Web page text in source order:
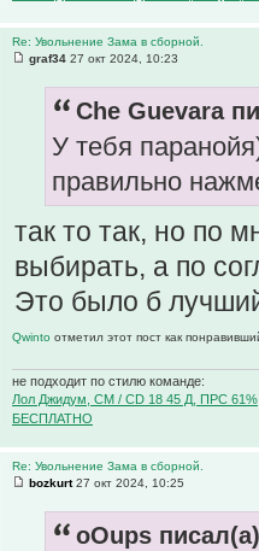
Re: Увольнение Зама в сборной.
graf34 27 окт 2024, 10:23
Che Guevara
У тебя
правильно
так то так, но по
выбирать, а по
Это было б
Qwinto отметил этот пост как
не подходит по стилю команде:
Лол Джидум, CM / CD 18 45 Д, ПРС
БЕСПЛАТНО
Re: Увольнение Зама в сборной.
bozkurt27 окт 2024, 10:25
oOups